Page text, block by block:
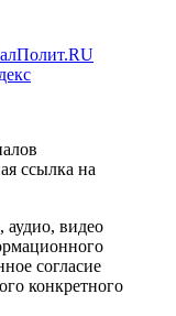
ссылка на
аудио, видео
согласие
конкретного